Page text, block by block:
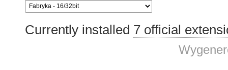
Currently installed 7 official